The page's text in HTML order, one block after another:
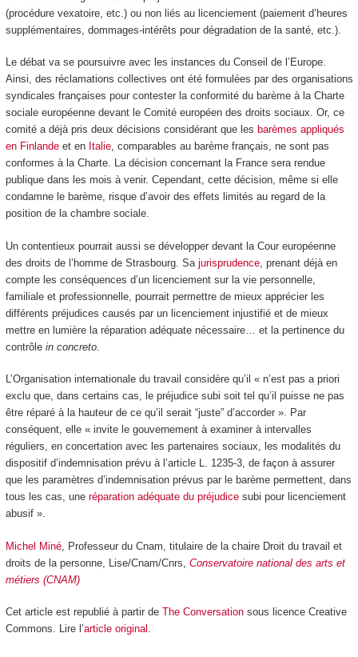
(procédure vexatoire, etc.) ou non liés au licenciement (paiement d’heures
supplémentaires, dommages-intérêts pour dégradation de la santé, etc.).
Le débat va se poursuivre avec les instances du Conseil de l’Europe.
Ainsi, des réclamations collectives ont été formulées par des organisations
syndicales françaises pour contester la conformité du barème à la Charte
sociale européenne devant le Comité européen des droits sociaux. Or, ce
comité a déjà pris deux décisions considérant que les barèmes appliqués
en Finlandeet en Italie, comparables au barème français, ne sont pas
conformes à la Charte. La décision concernant la France sera rendue
publique dans les mois à venir. Cependant, cette décision, même si elle
condamne le barème, risque d’avoir des effets limités au regard de la
position de la chambre sociale.
Un contentieux pourrait aussi se développer devant la Cour européenne
des droits de l’homme de Strasbourg. Sa jurisprudence, prenant déjà en
compte les conséquences d’un licenciement sur la vie personnelle,
familiale et professionnelle, pourrait permettre de mieux apprécier les
différents préjudices causés par un licenciement injustifié et de mieux
mettre en lumière la réparation adéquate nécessaire… et la pertinence du
contrôle in concreto.
L’Organisation internationale du travail considère qu’il « n’est pas a priori
exclu que, dans certains cas, le préjudice subi soit tel qu’il puisse ne pas
être réparé à la hauteur de ce qu’il serait “juste” d’accorder ». Par
conséquent, elle « invite le gouvernement à examiner à intervalles
réguliers, en concertation avec les partenaires sociaux, les modalités du
dispositif d’indemnisation prévu à l’article L. 1235-3, de façon à assurer
que les paramètres d’indemnisation prévus par le barème permettent, dans
tous les cas, une réparation adéquate du préjudicesubi pour licenciement
abusif ».
Michel Miné, Professeur du Cnam, titulaire de la chaire Droit du travail et
droits de la personne, Lise/Cnam/Cnrs, Conservatoire national des arts et
métiers (CNAM)
Cet article est republié à partir de The Conversationsous licence Creative
Commons. Lire l’article original .